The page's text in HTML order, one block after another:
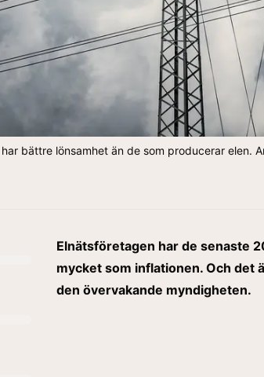
bättre lönsamhet än de som producerar elen.
Elnätsföretagen har de senaste
mycket som inflationen. Och det
den övervakande myndigheten.